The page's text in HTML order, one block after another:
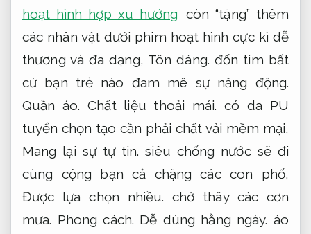
hoạt hình hợp xu hướng còn “tặng” thêm
các nhân vật dưới phim hoạt hình cực kì dễ
thương và đa dạng, Tôn dáng. đốn tim bất
cứ bạn trẻ nào đam mê sự năng động.
Quần áo. Chất liệu thoải mái. có da PU
tuyển chọn tạo cần phải chất vải mềm mại,
Mang lại sự tự tin. siêu chống nước sẽ đi
cùng cộng bạn cả chặng các con phố,
Được lựa chọn nhiều. chớ thây các cơn
mưa. Phong cách. Dễ dùng hằng ngày. áo